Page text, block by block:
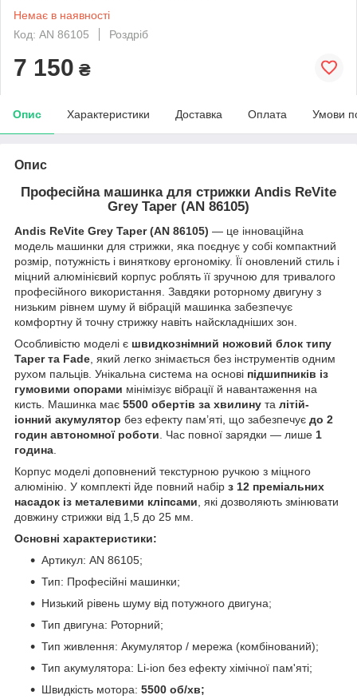
Немає в наявності
Код: AN 86105
Роздріб
7 150 ₴
Опис Характеристики Доставка Оплата Умови
Опис
Професійна машинка для стрижки Andis ReVite
Grey Taper (AN 86105)
Andis ReVite Grey Taper (AN 86105) — це інноваційна
модель машинки для стрижки, яка поєднує у собі компактний
розмір, потужність і виняткову ергономіку. Її оновлений стиль і
міцний алюмінієвий корпус роблять її зручною для тривалого
професійного використання. Завдяки роторному двигуну з
низьким рівнем шуму й вібрацій машинка забезпечує
комфортну й точну стрижку навіть найскладніших зон.
Особливістю моделі є швидкознімний ножовий блок типу
Taper та Fade , який легко знімається без інструментів одним
рухом пальців. Унікальна система на основі підшипників із
гумовими опорами мінімізує вібрації й навантаження на
кисть. Машинка має 5500 обертів за хвилину та літій-
іонний акумулятор без ефекту пам’яті, що забезпечує до 2
годин автономної роботи . Час повної зарядки — лише 1
година
Корпус моделі доповнений текстурною ручкою з міцного
алюмінію. У комплекті йде повний набір з 12 преміальних
насадок із металевими кліпсами , які дозволяють змінювати
довжину стрижки від 1,5 до 25 мм.
Основні характеристики:
Артикул: AN 86105;
Тип: Професійні машинки;
Низький рівень шуму від потужного двигуна;
Тип двигуна: Роторний;
Тип живлення: Акумулятор / мережа (комбінований);
Тип акумулятора: Li-ion без ефекту хімічної пам'яті;
Швидкість мотора: 5500 об/хв;